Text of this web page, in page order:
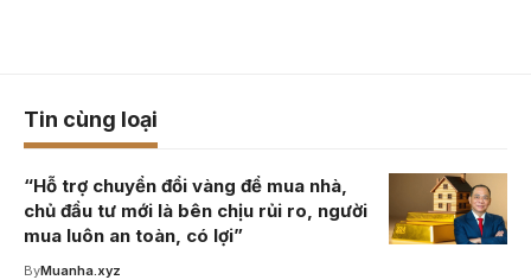
Tin cùng loại
“Hỗ trợ chuyển đổi vàng để mua nhà,
chủ đầu tư mới là bên chịu rủi ro, người
mua luôn an toàn, có lợi”
ByMuanha.xyz